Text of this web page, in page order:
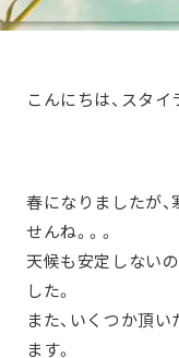
こんにちは、スタ
春になりましたが、
せんね。。。
天候も安定しない
した。
また、いくつか頂
ます。